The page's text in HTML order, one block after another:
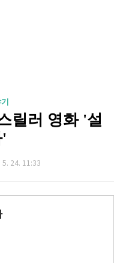
릴러 영화 '설
'
5. 24. 11:33